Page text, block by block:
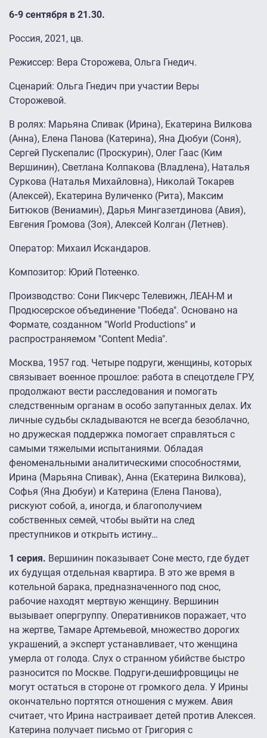
6-9 сентября в 21.30.
Россия, 2021, цв.
Режиссер: Вера Сторожева, Ольга Гнедич.
Сценарий: Ольга Гнедич при участии Веры
Сторожевой.
В ролях: Марьяна Спивак (Ирина), Екатерина Вилкова
(Анна), Елена Панова (Катерина), Яна Дюбуи (Соня),
Сергей Пускепалис (Проскурин), Олег Гаас (Ким
Вершинин), Светлана Колпакова (Владлена), Наталья
Суркова (Наталья Михайловна), Николай Токарев
(Алексей), Екатерина Вуличенко (Рита), Максим
Битюков (Вениамин), Дарья Мингазетдинова (Авия),
Евгения Громова (Зоя), Алексей Колган (Летнев).
Оператор: Михаил Искандаров.
Композитор: Юрий Потеенко.
Производство: Сони Пикчерс Телевижн, ЛЕАН-М и
Продюсерское объединение "Победа". Основано на
Формате, созданном "World Productions" и
распространяемом "Content Media".
Москва, 1957 год. Четыре подруги, женщины, которых
связывает военное прошлое: работа в спецотделе ГРУ,
продолжают вести расследования и помогать
следственным органам в особо запутанных делах. Их
личные судьбы складываются не всегда безоблачно,
но дружеская поддержка помогает справляться с
самыми тяжелыми испытаниями. Обладая
феноменальными аналитическими способностями,
Ирина (Марьяна Спивак), Анна (Екатерина Вилкова),
Софья (Яна Дюбуи) и Катерина (Елена Панова),
рискуют собой, а, иногда, и благополучием
собственных семей, чтобы выйти на след
преступников и открыть истину…
1 серия. Вершинин показывает Соне место, где будет
их будущая отдельная квартира. В это же время в
котельной барака, предназначенного под снос,
рабочие находят мертвую женщину. Вершинин
вызывает опергруппу. Оперативников поражает, что
на жертве, Тамаре Артемьевой, множество дорогих
украшений, а эксперт устанавливает, что женщина
умерла от голода. Слух о странном убийстве быстро
разносится по Москве. Подруги-дешифровщицы не
могут остаться в стороне от громкого дела. У Ирины
окончательно портятся отношения с мужем. Авия
считает, что Ирина настраивает детей против Алексея.
Катерина получает письмо от Григория с